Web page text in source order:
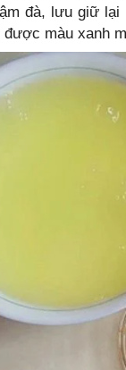
đà, lưu giữ
được màu xanh